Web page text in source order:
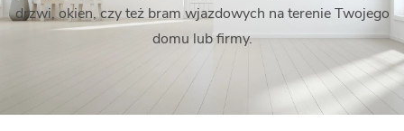
drzwi, okien, czy też bram wjazdowych na terenie Twojego
domu lub firmy.